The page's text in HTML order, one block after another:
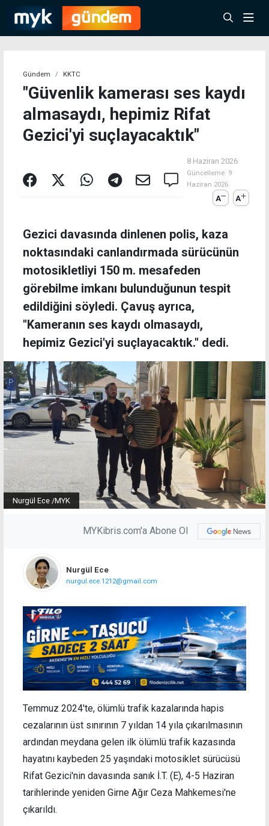
Gündem KKTC
"Güvenlik kamerası ses kaydı
almasaydı, hepimiz Rifat
Gezici'yi suçlayacaktık"
8 Haziran 2026
Güncelleme: 9
Haziran 2026
A A
Gezici davasında dinlenen polis, kaza
noktasındaki canlandırmada sürücünün
motosikletliyi 150 m. mesafeden
görebilme imkanı bulunduğunun tespit
edildiğini söyledi. Çavuş ayrıca,
"Kameranın ses kaydı olmasaydı,
hepimiz Gezici'yi suçlayacaktık." dedi.
Nurgül Ece /MYK
MYKibris.com'a Abone Ol
Nurgül Ece
nurgul.ece.1212@gmail.com
Temmuz 2024'te, ölümlü trafik kazalarında hapis
cezalarının üst sınırının 7 yıldan 14 yıla çıkarılmasının
ardından meydana gelen ilk ölümlü trafik kazasında
hayatını kaybeden 25 yaşındaki motosiklet sürücüsü
Rifat Gezici'nin davasında sanık İ.T. (E), 4-5 Haziran
tarihlerinde yeniden Girne Ağır Ceza Mahkemesi'ne
çıkarıldı.